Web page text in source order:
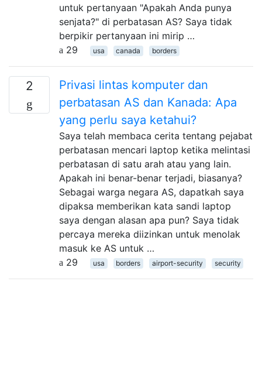
untuk pertanyaan "Apakah Anda punya
senjata?" di perbatasan AS? Saya tidak
berpikir pertanyaan ini mirip …
29
usa canada borders
2
Privasi lintas komputer dan
perbatasan AS dan Kanada: Apa
yang perlu saya ketahui?
Saya telah membaca cerita tentang pejabat
perbatasan mencari laptop ketika melintasi
perbatasan di satu arah atau yang lain.
Apakah ini benar-benar terjadi, biasanya?
Sebagai warga negara AS, dapatkah saya
dipaksa memberikan kata sandi laptop
saya dengan alasan apa pun? Saya tidak
percaya mereka diizinkan untuk menolak
masuk ke AS untuk …
29
usa borders airport-security security